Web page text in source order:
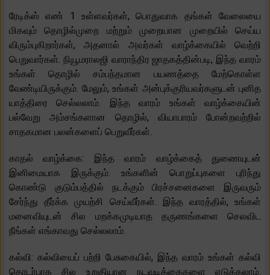
ரேடிக்ஸ் எண் 1 உள்ளவர்கள், பொதுவாக தங்கள் வேலையை
மிகவும் தொழில்முறை மற்றும் முறையான முறையில் செய்ய
விரும்புகிறார்கள், அதனால் அவர்கள் வாழ்க்கையில் வெற்றி
பெறுவார்கள். நியூமராலஜி வாராந்திர ஜாதகத்தின்படி, இந்த வாரம்
உங்கள் தொழில் சம்பந்தமான பயணத்தை மேற்கொள்ள
வேண்டியிருக்கும். மேலும், உங்கள் அன்புக்குரியவர்களுடன் புனித
யாத்திரை செல்லலாம். இந்த வாரம் உங்கள் வாழ்க்கையின்
பல்வேறு அம்சங்களான தொழில், வியாபாரம் போன்றவற்றில்
சாதகமான பலன்களைப் பெறுவீர்கள்.
காதல் வாழ்க்கை: இந்த வாரம் வாழ்க்கைத் துணையுடன்
இனிமையாக இருக்கும். உங்களின் பொறுப்புகளை புரிந்து
கொண்டு குடும்பத்தில் நடக்கும் பிரச்சனைகளை இருவரும்
சேர்ந்து தீர்க்க முயற்சி செய்வீர்கள். இந்த வாரத்தில், உங்கள்
மனைவியுடன் சில மறக்கமுடியாத தருணங்களை செலவிட
நீங்கள் எங்காவது செல்லலாம்.
கல்வி: கல்வியைப் பற்றி பேசுகையில், இந்த வாரம் உங்கள் கல்வி
தொடர்பாக சில உறுதியான நடவடிக்கைகளை எடுக்கலாம்.